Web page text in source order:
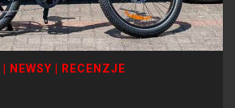
NEWSY
RECENZJE